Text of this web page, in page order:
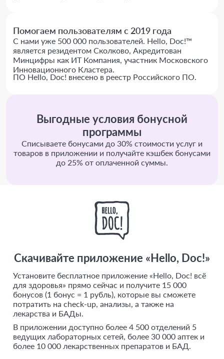
Помогаем пользователям с 2019 года
С нами уже 500 000 пользователей. Hello, Doc!™
является резидентом Сколково, Акредитован
Минцифры как ИТ Компания, участник Московского
Инновационного Кластера.
ПО Hello, Doc! внесено в реестр Российского ПО.
Выгодные условия бонусной
программы
Списываете бонусами до 30% стоимости услуг и
товаров в приложении и получайте кэшбек бонусами
до 25% от оплаченной суммы.
Скачивайте приложение «Hello, Doc!»
Установите бесплатное приложение «Hello, Doc! всё
для здоровья» прямо сейчас и получите 15 000
бонусов (1 бонус = 1 рубль), которые вы сможете
потратить на check-up, анализы, а также на
лекарства и БАДы.
В приложении доступно более 4 500 отделений 5
ведущих лабораторных сетей, более 30 000 аптек и
более 10 000 лекарственных препаратов и БАД.